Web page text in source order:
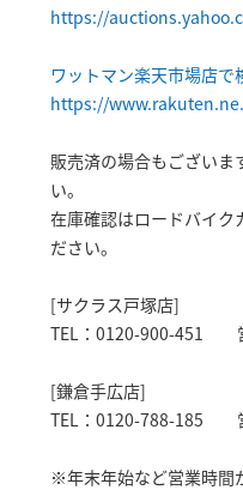
https://
ワットマン楽天市場店で
https://
販売済の場合もございま
い。
在庫確認はロードバイク
ださい。
[サクラス戸塚店]
TEL：0120-900-451
[鎌倉手広店]
TEL：0120-788-185
※年末年始など営業時間